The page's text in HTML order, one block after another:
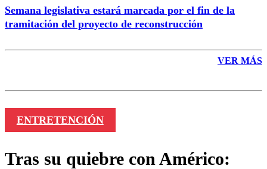
Semana legislativa estará marcada por el fin de la
tramitación del proyecto de reconstrucción
VER MÁS
ENTRETENCIÓN
Tras su quiebre con Américo: